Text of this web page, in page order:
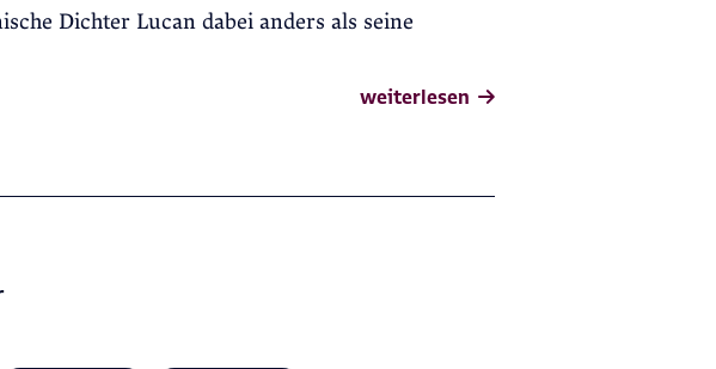
Dichter Lucan dabei anders als seine
weiterlesen